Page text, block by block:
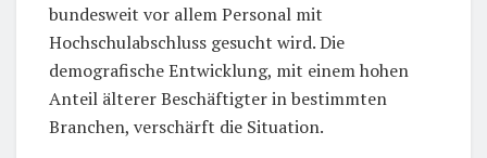
bundesweit vor allem Personal mit
Hochschulabschluss gesucht wird. Die
demografische Entwicklung, mit einem hohen
Anteil älterer Beschäftigter in bestimmten
Branchen, verschärft die Situation.